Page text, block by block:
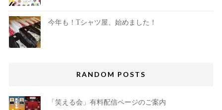
今年も！Tシャツ屋、始めました！
RANDOM POSTS
「笑える会」有料配信ページのご案内